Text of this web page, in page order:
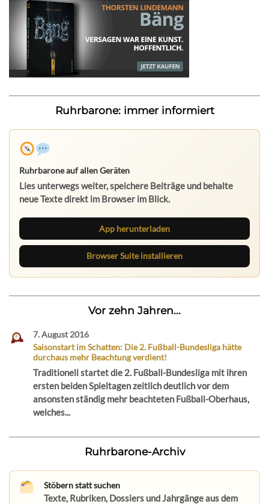
Ruhrbarone: immer informiert
Ruhrbarone auf allen Geräten
Lies unterwegs weiter, speichere Beiträge und behalte
neue Texte direkt im Browser im Blick.
App herunterladen
Browser Suite installieren
Vor zehn Jahren...
7. August 2016
Saisonstart im Schatten: Die 2. Fußball-Bundesliga hätte
durchaus mehr Beachtung verdient!
Traditionell startet die 2. Fußball-Bundesliga mit ihren
ersten beiden Spieltagen zeitlich deutlich vor dem
ansonsten ständig mehr beachteten Fußball-Oberhaus,
welches...
Ruhrbarone-Archiv
Stöbern statt suchen
Texte, Rubriken, Dossiers und Jahrgänge aus dem